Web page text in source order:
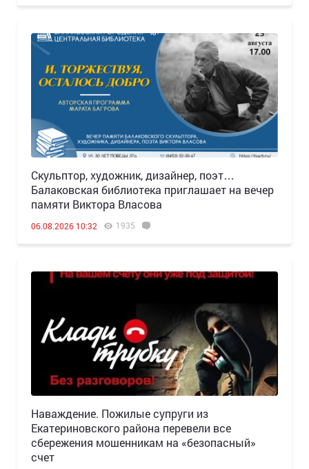
Скульптор, художник, дизайнер, поэт…
Балаковская библиотека приглашает на вечер
памяти Виктора Власова
06.08.2026 10:32 1935
Наваждение. Пожилые супруги из
Екатериновского района перевели все
сбережения мошенникам на «безопасный»
счет